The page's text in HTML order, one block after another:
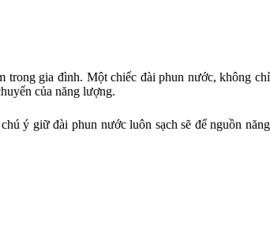
trong gia đình. Một chiếc đài phun nước, không chỉ
của năng lượng.
ý giữ đài phun nước luôn sạch sẽ để nguồn năng